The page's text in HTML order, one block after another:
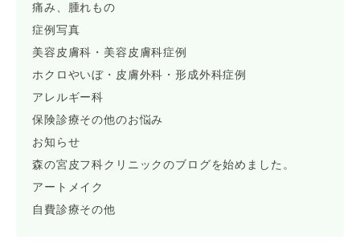
痛み、腫れもの
症例写真
美容皮膚科・美容皮膚科症例
ホクロやいぼ・皮膚外科・形成外科症例
アレルギー科
保険診療その他のお悩み
お知らせ
森の宮皮フ科クリニックのブログを始めました。
アートメイク
自費診療その他